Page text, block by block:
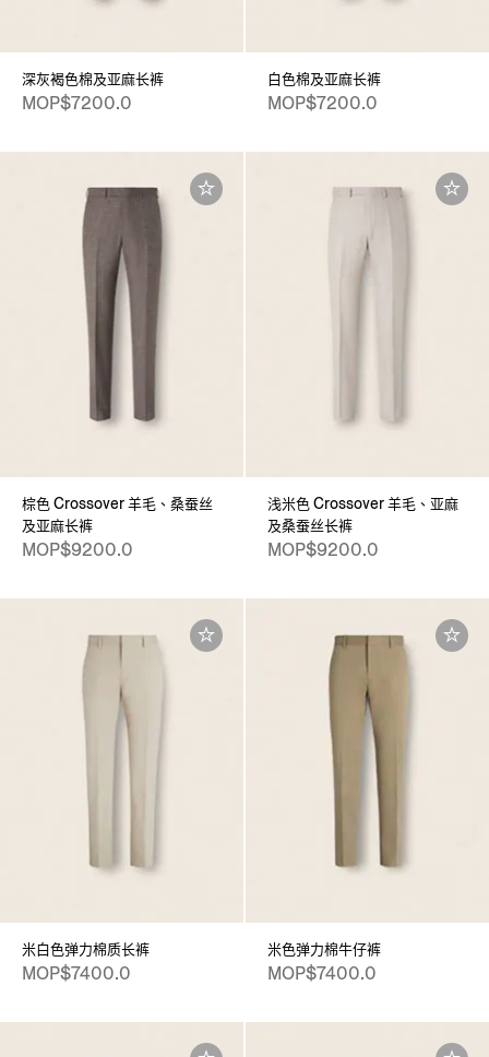
深灰褐色棉及亚麻长裤
MOP$7200.0
白色棉及亚麻长裤
MOP$7200.0
棕色 Crossover 羊毛、桑蚕丝
及亚麻长裤
MOP$9200.0
浅米色 Crossover 羊毛、亚麻
及桑蚕丝长裤
MOP$9200.0
米白色弹力棉质长裤
MOP$7400.0
米色弹力棉牛仔裤
MOP$7400.0